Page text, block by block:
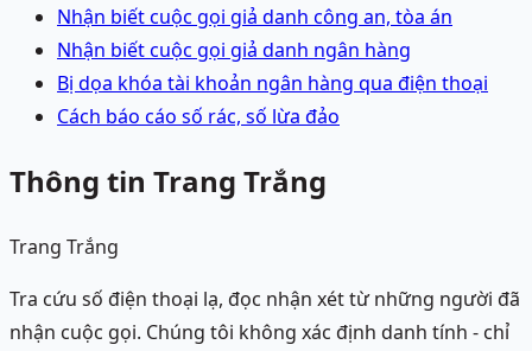
Nhận biết cuộc gọi giả danh công an, tòa án
Nhận biết cuộc gọi giả danh ngân hàng
Bị dọa khóa tài khoản ngân hàng qua điện thoại
Cách báo cáo số rác, số lừa đảo
Thông tin Trang Trắng
Trang Trắng
Tra cứu số điện thoại lạ, đọc nhận xét từ những người đã
nhận cuộc gọi. Chúng tôi không xác định danh tính - chỉ